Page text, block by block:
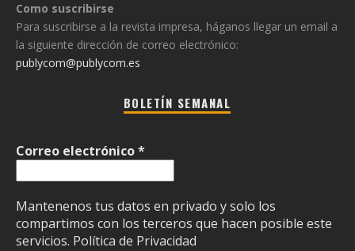
Como suscribirse
Para suscribirse a la revista impresa, háganos llegar un email a
la siguiente dirección de correo electrónico:
publycom@publycom.es
BOLETÍN SEMANAL
Correo electrónico*
Mantenenos tus datos en privado y solo los
compartimos con los terceros que hacen posible este
servicios. Política de Privacidad